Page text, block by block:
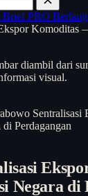
BriefPRO
diambil dari
visual.
Perdagangan
Negara di